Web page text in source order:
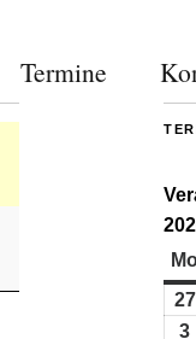
Termine
27
3